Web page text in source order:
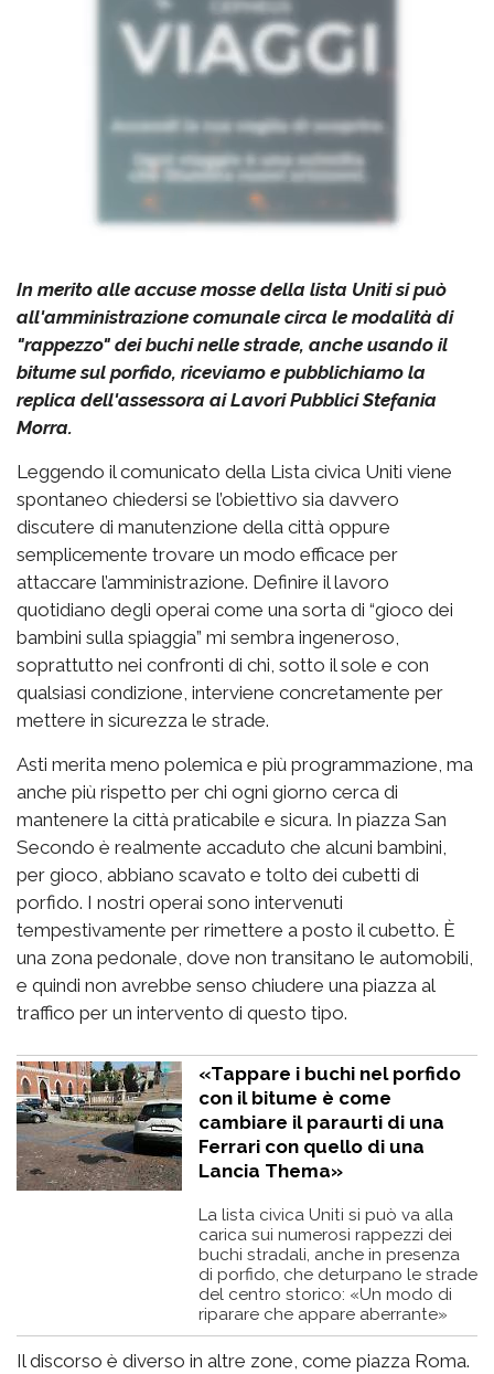
In merito alle accuse mosse della lista Uniti si può
all'amministrazione comunale circa le modalità di
"rappezzo" dei buchi nelle strade, anche usando il
bitume sul porfido, riceviamo e pubblichiamo la
replica dell'assessora ai Lavori Pubblici Stefania
Morra.
Leggendo il comunicato della Lista civica Uniti viene
spontaneo chiedersi se l’obiettivo sia davvero
discutere di manutenzione della città oppure
semplicemente trovare un modo efficace per
attaccare l’amministrazione. Definire il lavoro
quotidiano degli operai come una sorta di “gioco dei
bambini sulla spiaggia” mi sembra ingeneroso,
soprattutto nei confronti di chi, sotto il sole e con
qualsiasi condizione, interviene concretamente per
mettere in sicurezza le strade.
Asti merita meno polemica e più programmazione, ma
anche più rispetto per chi ogni giorno cerca di
mantenere la città praticabile e sicura. In piazza San
Secondo è realmente accaduto che alcuni bambini,
per gioco, abbiano scavato e tolto dei cubetti di
porfido. I nostri operai sono intervenuti
tempestivamente per rimettere a posto il cubetto. È
una zona pedonale, dove non transitano le automobili,
e quindi non avrebbe senso chiudere una piazza al
traffico per un intervento di questo tipo.
«Tappare i buchi nel porfido
con il bitume è come
cambiare il paraurti di una
Ferrari con quello di una
Lancia Thema»
La lista civica Uniti si può va alla
carica sui numerosi rappezzi dei
buchi stradali, anche in presenza
di porfido, che deturpano le strade
del centro storico: «Un modo di
riparare che appare aberrante»
Il discorso è diverso in altre zone, come piazza Roma.